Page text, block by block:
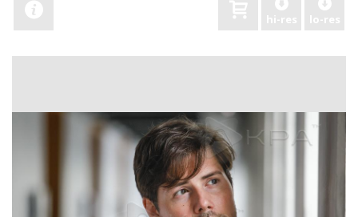
hi-res lo-res